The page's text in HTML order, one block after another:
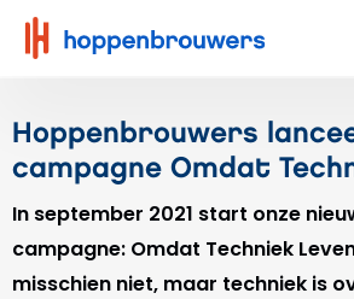
Hoppenbrouwers
|
techniek
leeft
Hoppenbrouwers
campagne Omdat
In september 2021 start onze
campagne: Omdat Techniek
misschien niet, maar techniek is